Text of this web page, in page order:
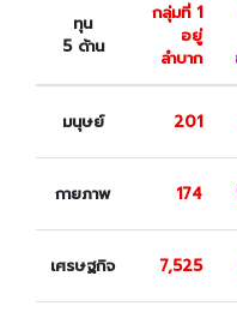
ทุน
5 ด้าน
กลุ่มที่ 1
อยู่
ลำบาก
มนุษย์ 201
กายภาพ 174
เศรษฐกิจ 7,525